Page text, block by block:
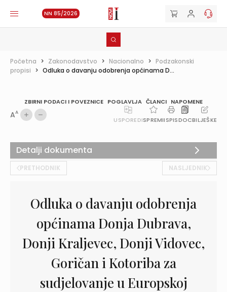
NN 85/2026
Početna > Zakonodavstvo > Nacionalno > Podzakonski
propisi > Odluka o davanju odobrenja općinama D...
ZBIRNI PODACI I POVEZNICE POGLAVLJA ČLANCI NAPOMENE
AA
USPOREDISPREMIISPISDOCBILJEŠKE
PRETHODNIK NASLJEDNIK
Odluka o davanju odobrenja
općinama Donja Dubrava,
Donji Kraljevec, Donji Vidovec,
Goričan i Kotoriba za
sudjelovanje u Europskoj
Detalji dokumenta